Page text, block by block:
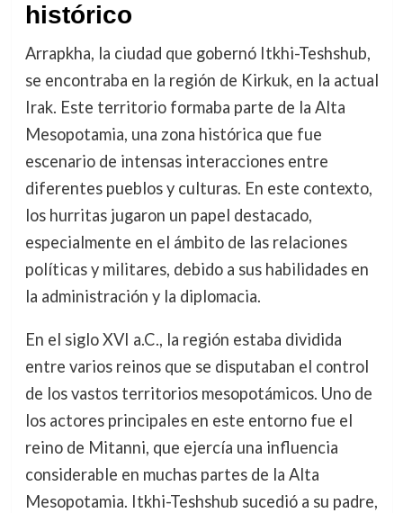
histórico
Arrapkha, la ciudad que gobernó Itkhi-Teshshub,
se encontraba en la región de Kirkuk, en la actual
Irak. Este territorio formaba parte de la Alta
Mesopotamia, una zona histórica que fue
escenario de intensas interacciones entre
diferentes pueblos y culturas. En este contexto,
los hurritas jugaron un papel destacado,
especialmente en el ámbito de las relaciones
políticas y militares, debido a sus habilidades en
la administración y la diplomacia.
En el siglo XVI a.C., la región estaba dividida
entre varios reinos que se disputaban el control
de los vastos territorios mesopotámicos. Uno de
los actores principales en este entorno fue el
reino de Mitanni, que ejercía una influencia
considerable en muchas partes de la Alta
Mesopotamia. Itkhi-Teshshub sucedió a su padre,